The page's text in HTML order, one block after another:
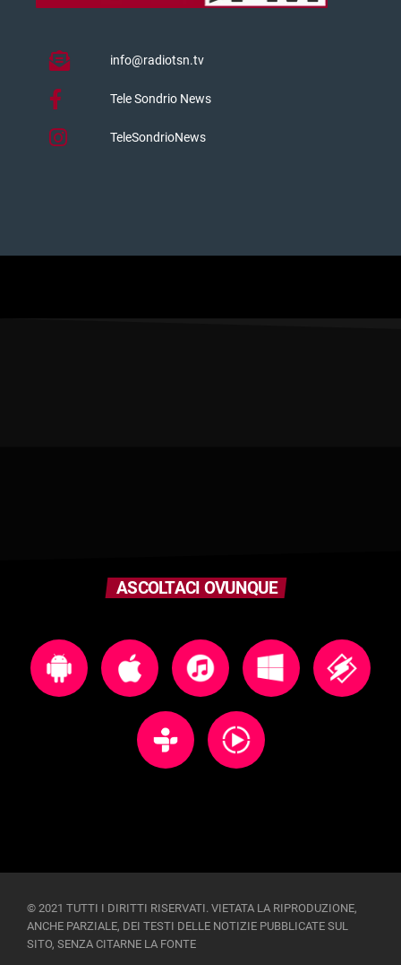
info@radiotsn.tv
Tele Sondrio News
TeleSondrioNews
ASCOLTACI OVUNQUE
© 2021 TUTTI I DIRITTI RISERVATI. VIETATA LA RIPRODUZIONE,
ANCHE PARZIALE, DEI TESTI DELLE NOTIZIE PUBBLICATE SUL
SITO, SENZA CITARNE LA FONTE